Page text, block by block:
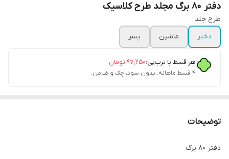
دفتر ۸۰ برگ مجلد طرح کلاسیک
طرح جلد
دختر
ماشین پسر
هر قسط با ترب‌پی:۹۷٬۲۵۰ تومان
۴ قسط ماهانه. بدون سود، چک و ضامن.
توضیحات
دفتر ۸۰ برگ